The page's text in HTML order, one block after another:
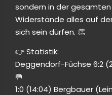
sondern in der
Widerstände alles auf
sich sein dürfen. 👏
👉 Statistik:
Deggendorf-Füchse 6:2
🥅
1:0 (14:04) Bergbauer